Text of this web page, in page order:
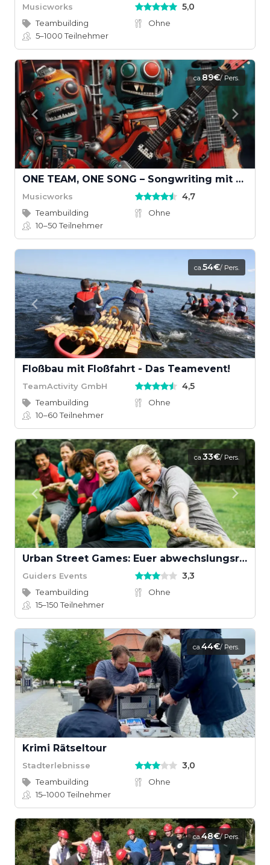
Musicworks 5,0
Teambuilding
Ohne
5–1000Teilnehmer
ca.89€/ Pers.
ONE TEAM, ONE SONG – Songwriting mit KI und echten Instrumenten
Musicworks 4,7
Teambuilding
Ohne
10–50Teilnehmer
ca.54€/ Pers.
Floßbau mit Floßfahrt - Das Teamevent!
TeamActivity GmbH 4,5
Teambuilding
Ohne
10–60Teilnehmer
ca.33€/ Pers.
Urban Street Games: Euer abwechslungsreiches Teamevent
Guiders Events 3,3
Teambuilding
Ohne
15–150Teilnehmer
ca.44€/ Pers.
Krimi Rätseltour
Stadterlebnisse 3,0
Teambuilding
Ohne
15–1000Teilnehmer
ca.48€/ Pers.